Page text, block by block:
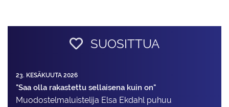
SUOSITTUA
23. KESÄKUUTA 2026
"Saa olla rakastettu sellaisena kuin on"
Muodostelma­luistelija Elsa Ekdahl puhuu